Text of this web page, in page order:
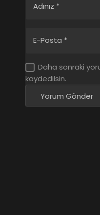
Adınız *
E-Posta *
Daha sonraki
kaydedilsin.
Yorum Gönder